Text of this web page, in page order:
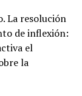
La resolución
de inflexión:
el
la